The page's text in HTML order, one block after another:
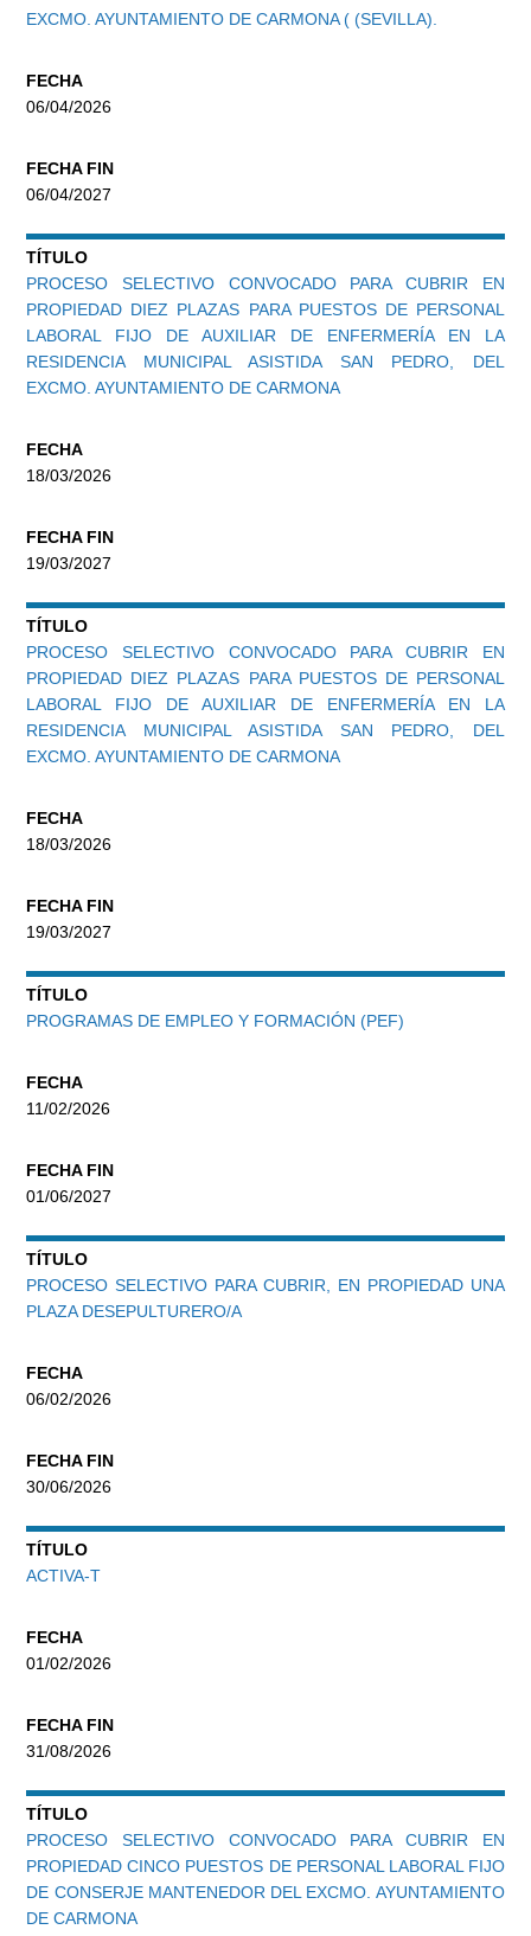
EXCMO. AYUNTAMIENTO DE CARMONA ( (SEVILLA).
FECHA
06/04/2026
FECHA FIN
06/04/2027
TÍTULO
PROCESO SELECTIVO CONVOCADO PARA CUBRIR EN
PROPIEDAD DIEZ PLAZAS PARA PUESTOS DE PERSONAL
LABORAL FIJO DE AUXILIAR DE ENFERMERÍA EN LA
RESIDENCIA MUNICIPAL ASISTIDA SAN PEDRO, DEL
EXCMO. AYUNTAMIENTO DE CARMONA
FECHA
18/03/2026
FECHA FIN
19/03/2027
TÍTULO
PROCESO SELECTIVO CONVOCADO PARA CUBRIR EN
PROPIEDAD DIEZ PLAZAS PARA PUESTOS DE PERSONAL
LABORAL FIJO DE AUXILIAR DE ENFERMERÍA EN LA
RESIDENCIA MUNICIPAL ASISTIDA SAN PEDRO, DEL
EXCMO. AYUNTAMIENTO DE CARMONA
FECHA
18/03/2026
FECHA FIN
19/03/2027
TÍTULO
PROGRAMAS DE EMPLEO Y FORMACIÓN (PEF)
FECHA
11/02/2026
FECHA FIN
01/06/2027
TÍTULO
PROCESO SELECTIVO PARA CUBRIR, EN PROPIEDAD UNA
PLAZA DESEPULTURERO/A
FECHA
06/02/2026
FECHA FIN
30/06/2026
TÍTULO
ACTIVA-T
FECHA
01/02/2026
FECHA FIN
31/08/2026
TÍTULO
PROCESO SELECTIVO CONVOCADO PARA CUBRIR EN
PROPIEDAD CINCO PUESTOS DE PERSONAL LABORAL FIJO
DE CONSERJE MANTENEDOR DEL EXCMO. AYUNTAMIENTO
DE CARMONA